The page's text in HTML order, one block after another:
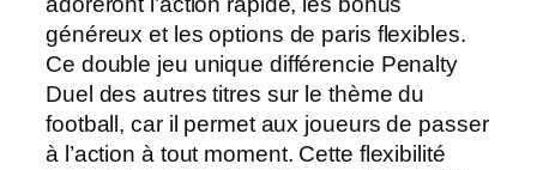
généreux et les options de paris flexibles.
Ce double jeu unique différencie Penalty
Duel des autres titres sur le thème du
football, car il permet aux joueurs de passer
à l’action à tout moment. Cette flexibilité